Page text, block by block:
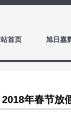
站首页 旭日嘉
2018年春节放